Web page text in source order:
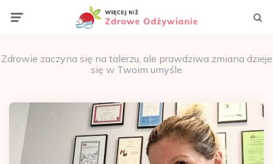
Zdrowie zaczyna się na talerzu, ale prawdziwa zmiana dzieje
się w Twoim umyśle